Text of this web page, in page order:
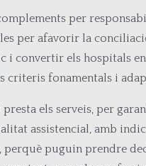
per
per afavorir la
convertir els hospitals
criteris fonamentals i
els serveis, per
assistencial, amb
puguin prendre